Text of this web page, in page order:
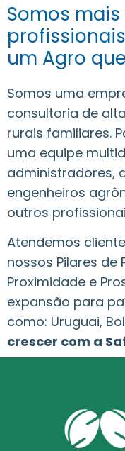
Somos
um Agro
Somos uma
consultoria de
rurais familiares.
uma equipe
administradores,
engenheiros
outros
Atendemos
nossos Pilares
Proximidade e
expansão para
como: Uruguai,
crescer com a